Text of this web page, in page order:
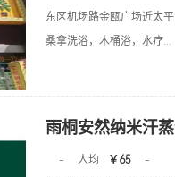
东区机场路金瓯广场近太
桑拿洗浴，木桶浴，水疗...
雨桐安然纳米汗
- 人均 ￥65
-